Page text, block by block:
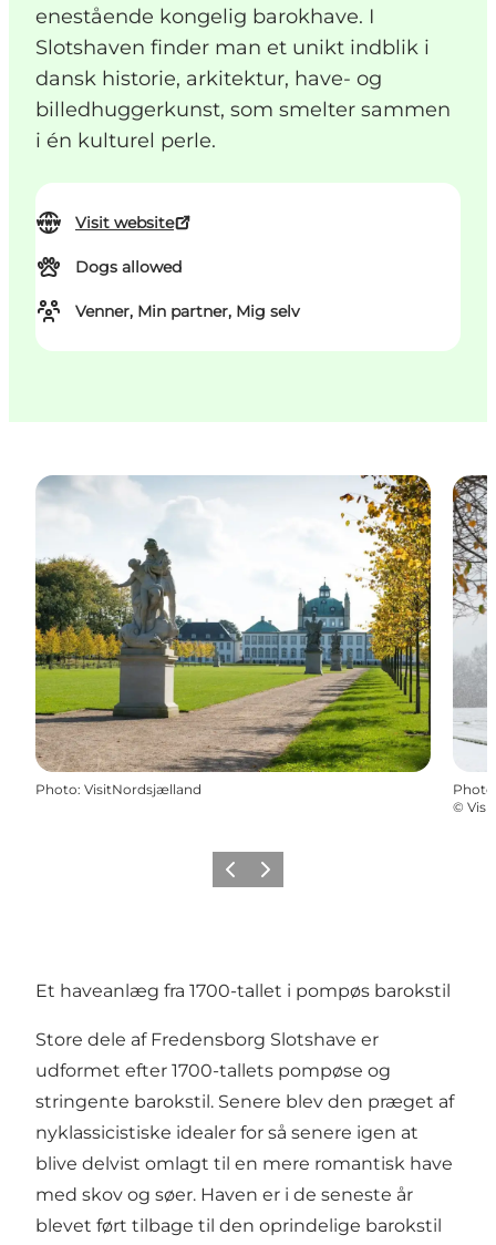
enestående kongelig barokhave. I
Slotshaven finder man et unikt indblik i
dansk historie, arkitektur, have- og
billedhuggerkunst, som smelter sammen
i én kulturel perle.
Visit website
Dogs allowed
Venner, Min partner, Mig selv
Photo: VisitNordsjælland Photo
©
Previous
Next
Et haveanlæg fra 1700-tallet i pompøs barokstil
Store dele af Fredensborg Slotshave er
udformet efter 1700-tallets pompøse og
stringente barokstil. Senere blev den præget af
nyklassicistiske idealer for så senere igen at
blive delvist omlagt til en mere romantisk have
med skov og søer. Haven er i de seneste år
blevet ført tilbage til den oprindelige barokstil